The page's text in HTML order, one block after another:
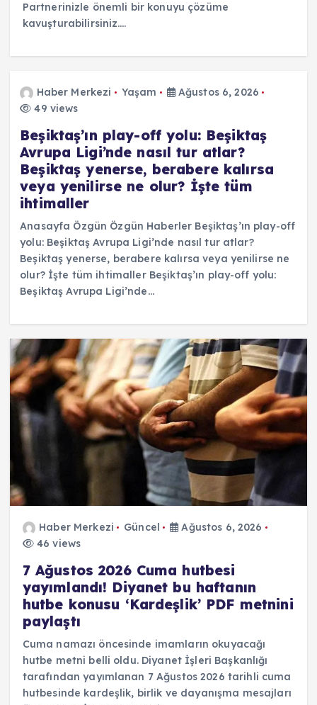
Partnerinizle önemli bir konuyu çözüme
kavuşturabilirsiniz.…
Haber Merkezi Yaşam
Ağustos 6, 2026
49 views
Beşiktaş’ın play-off yolu: Beşiktaş
Avrupa Ligi’nde nasıl tur atlar?
Beşiktaş yenerse, berabere kalırsa
veya yenilirse ne olur? İşte tüm
ihtimaller
Anasayfa Özgün Özgün Haberler Beşiktaş’ın play-off
yolu: Beşiktaş Avrupa Ligi’nde nasıl tur atlar?
Beşiktaş yenerse, berabere kalırsa veya yenilirse ne
olur? İşte tüm ihtimaller Beşiktaş’ın play-off yolu:
Beşiktaş Avrupa Ligi’nde…
Haber Merkezi Güncel
Ağustos 6, 2026
46 views
7 Ağustos 2026 Cuma hutbesi
yayımlandı! Diyanet bu haftanın
hutbe konusu ‘Kardeşlik’ PDF metnini
paylaştı
Cuma namazı öncesinde imamların okuyacağı
hutbe metni belli oldu. Diyanet İşleri Başkanlığı
tarafından yayımlanan 7 Ağustos 2026 tarihli cuma
hutbesinde kardeşlik, birlik ve dayanışma mesajları